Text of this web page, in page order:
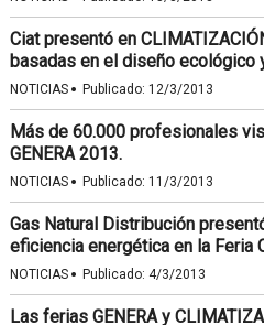
Ciat presentó en
basadas en el diseño ecológico
NOTICIAS · Publicado: 12/3/2013
Más de 60.000 profesionales
GENERA 2013.
NOTICIAS · Publicado: 11/3/2013
Gas Natural Distribución
eficiencia energética en la Feria
NOTICIAS · Publicado: 4/3/2013
Las ferias GENERA y